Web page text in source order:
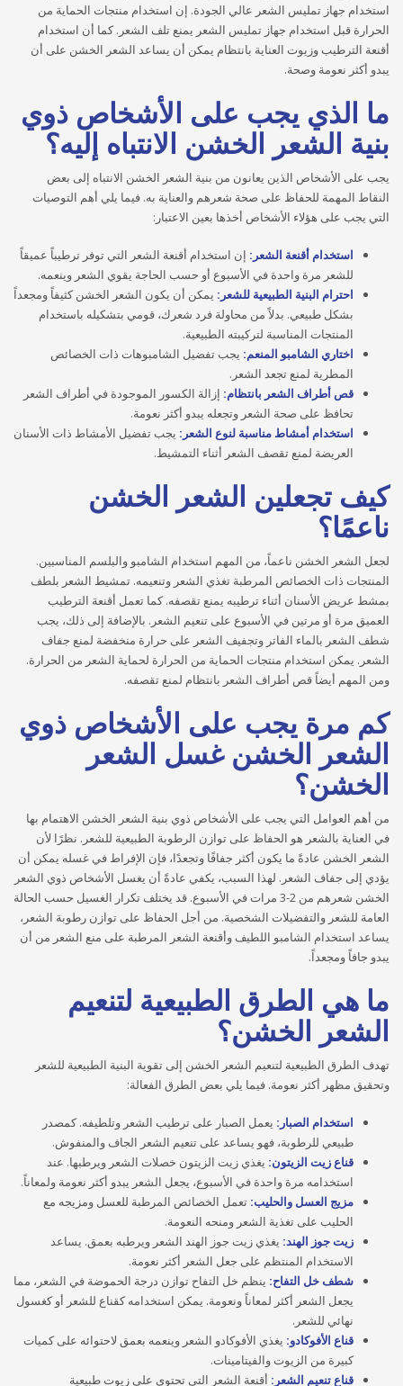
استخدام جهاز تمليس الشعر عالي الجودة. إن استخدام منتجات الحماية من
الحرارة قبل استخدام جهاز تمليس الشعر يمنع تلف الشعر. كما أن استخدام
أقنعة الترطيب وزيوت العناية بانتظام يمكن أن يساعد الشعر الخشن على أن
يبدو أكثر نعومة وصحة.
ما الذي يجب على الأشخاص ذوي
بنية الشعر الخشن الانتباه إليه؟
يجب على الأشخاص الذين يعانون من بنية الشعر الخشن الانتباه إلى بعض
النقاط المهمة للحفاظ على صحة شعرهم والعناية به. فيما يلي أهم التوصيات
التي يجب على هؤلاء الأشخاص أخذها بعين الاعتبار:
استخدام أقنعة الشعر: إن استخدام أقنعة الشعر التي توفر ترطيباً عميقاً
للشعر مرة واحدة في الأسبوع أو حسب الحاجة يقوي الشعر وينعمه.
احترام البنية الطبيعية للشعر: يمكن أن يكون الشعر الخشن كثيفاً ومجعداً
بشكل طبيعي. بدلاً من محاولة فرد شعرك، قومي بتشكيله باستخدام
المنتجات المناسبة لتركيبته الطبيعية.
اختاري الشامبو المنعم: يجب تفضيل الشامبوهات ذات الخصائص
المطرية لمنع تجعد الشعر.
قص أطراف الشعر بانتظام: إزالة الكسور الموجودة في أطراف الشعر
تحافظ على صحة الشعر وتجعله يبدو أكثر نعومة.
استخدام أمشاط مناسبة لنوع الشعر: يجب تفضيل الأمشاط ذات الأسنان
العريضة لمنع تقصف الشعر أثناء التمشيط.
كيف تجعلين الشعر الخشن
ناعمًا؟
لجعل الشعر الخشن ناعماً، من المهم استخدام الشامبو والبلسم المناسبين.
المنتجات ذات الخصائص المرطبة تغذي الشعر وتنعيمه. تمشيط الشعر بلطف
بمشط عريض الأسنان أثناء ترطيبه يمنع تقصفه. كما تعمل أقنعة الترطيب
العميق مرة أو مرتين في الأسبوع على تنعيم الشعر. بالإضافة إلى ذلك، يجب
شطف الشعر بالماء الفاتر وتجفيف الشعر على حرارة منخفضة لمنع جفاف
الشعر. يمكن استخدام منتجات الحماية من الحرارة لحماية الشعر من الحرارة.
ومن المهم أيضاً قص أطراف الشعر بانتظام لمنع تقصفه.
كم مرة يجب على الأشخاص ذوي
الشعر الخشن غسل الشعر
الخشن؟
من أهم العوامل التي يجب على الأشخاص ذوي بنية الشعر الخشن الاهتمام بها
في العناية بالشعر هو الحفاظ على توازن الرطوبة الطبيعية للشعر. نظرًا لأن
الشعر الخشن عادةً ما يكون أكثر جفافًا وتجعدًا، فإن الإفراط في غسله يمكن أن
يؤدي إلى جفاف الشعر. لهذا السبب، يكفي عادةً أن يغسل الأشخاص ذوي الشعر
الخشن شعرهم من 2-3 مرات في الأسبوع. قد يختلف تكرار الغسيل حسب الحالة
العامة للشعر والتفضيلات الشخصية. من أجل الحفاظ على توازن رطوبة الشعر،
يساعد استخدام الشامبو اللطيف وأقنعة الشعر المرطبة على منع الشعر من أن
يبدو جافاً ومجعداً.
ما هي الطرق الطبيعية لتنعيم
الشعر الخشن؟
تهدف الطرق الطبيعية لتنعيم الشعر الخشن إلى تقوية البنية الطبيعية للشعر
وتحقيق مظهر أكثر نعومة. فيما يلي بعض الطرق الفعالة:
استخدام الصبار: يعمل الصبار على ترطيب الشعر وتلطيفه. كمصدر
طبيعي للرطوبة، فهو يساعد على تنعيم الشعر الجاف والمنفوش.
قناع زيت الزيتون: يغذي زيت الزيتون خصلات الشعر ويرطبها. عند
استخدامه مرة واحدة في الأسبوع، يجعل الشعر يبدو أكثر نعومة ولمعاناً.
مزيج العسل والحليب: تعمل الخصائص المرطبة للعسل ومزيجه مع
الحليب على تغذية الشعر ومنحه النعومة.
زيت جوز الهند: يغذي زيت جوز الهند الشعر ويرطبه بعمق. يساعد
الاستخدام المنتظم على جعل الشعر أكثر نعومة.
شطف خل التفاح: ينظم خل التفاح توازن درجة الحموضة في الشعر، مما
يجعل الشعر أكثر لمعاناً ونعومة. يمكن استخدامه كقناع للشعر أو كغسول
نهائي للشعر.
قناع الأفوكادو: يغذي الأفوكادو الشعر وينعمه بعمق لاحتوائه على كميات
كبيرة من الزيوت والفيتامينات.
قناع تنعيم الشعر: أقنعة الشعر التي تحتوي على زيوت طبيعية